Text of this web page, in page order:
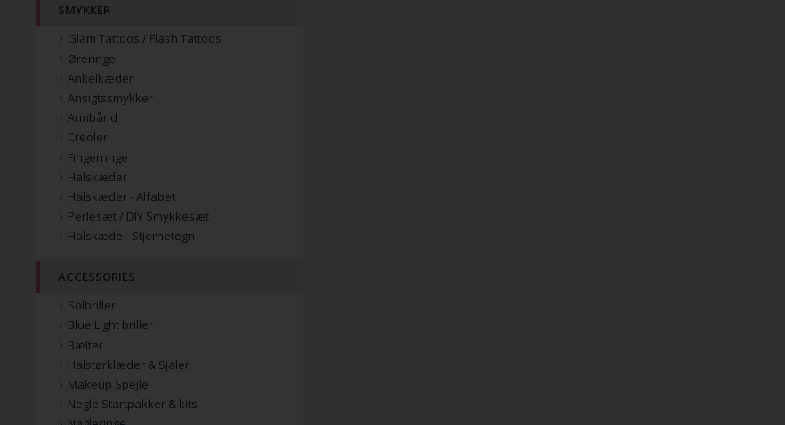
SMYKKER
Glam Tattoos / Flash Tattoos
Øreringe
Ankelkæder
Ansigtssmykker
Armbånd
Creoler
Fingerringe
Halskæder
Halskæder - Alfabet
Perlesæt / DIY Smykkesæt
Halskæde - Stjernetegn
ACCESSORIES
Solbriller
Blue Light briller
Bælter
Halstørklæder & Sjaler
Makeup Spejle
Negle Startpakker & kits